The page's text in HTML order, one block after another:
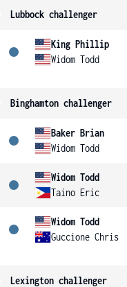
Lubbock challenger
King Phillip
Widom Todd
Binghamton challenger
Baker Brian
Widom Todd
Widom Todd
Taino Eric
Widom Todd
Guccione Chris
Lexington challenger